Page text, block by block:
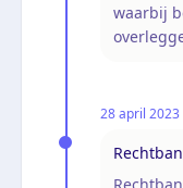
waarbij
28 april 2023